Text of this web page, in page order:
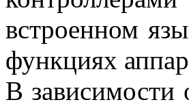
встроенном
функциях
В зависимости